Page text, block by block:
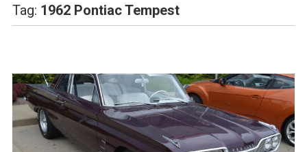
Tag: 1962 Pontiac Tempest